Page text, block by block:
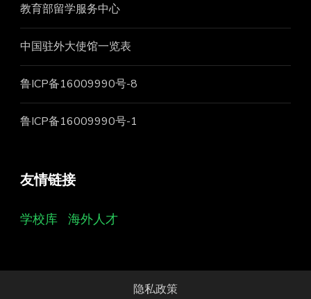
教育部留学服务中心
中国驻外大使馆一览表
鲁ICP备16009990号-8
鲁ICP备16009990号-1
友情链接
学校库 海外人才
隐私政策